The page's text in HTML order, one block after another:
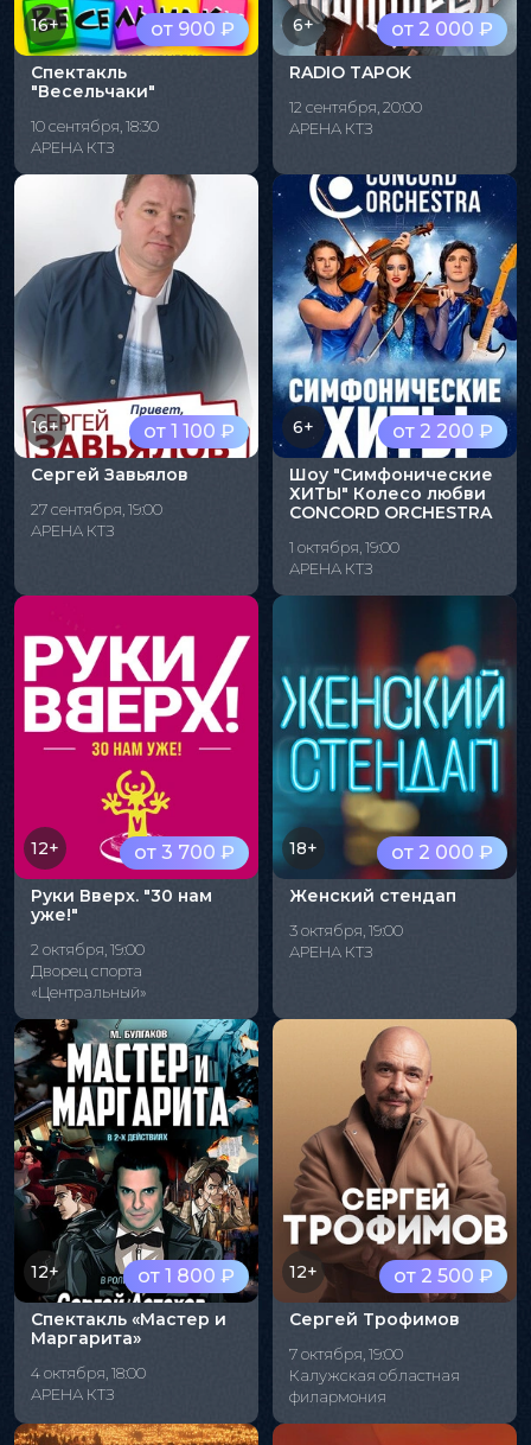
от 900 ₽
16+
Спектакль
"Весельчаки"
10 сентября, 18:30
АРЕНА КТЗ
от 2 000 ₽
6+
RADIO TAPOK
12 сентября, 20:00
АРЕНА КТЗ
от 1 100 ₽
16+
Сергей Завьялов
27 сентября, 19:00
АРЕНА КТЗ
от 2 200 ₽
6+
Шоу "Симфонические
ХИТЫ" Колесо любви
CONCORD ORCHESTRA
1 октября, 19:00
АРЕНА КТЗ
от 3 700 ₽
12+
Руки Вверх. "30 нам
уже!"
2 октября, 19:00
Дворец спорта
«Центральный»
от 2 000 ₽
18+
Женский стендап
3 октября, 19:00
АРЕНА КТЗ
от 1 800 ₽
12+
Спектакль «Мастер и
Маргарита»
4 октября, 18:00
АРЕНА КТЗ
от 2 500 ₽
12+
Сергей Трофимов
7 октября, 19:00
Калужская областная
филармония